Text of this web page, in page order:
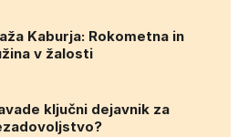
Kaburja: Rokometna in
v žalosti
ključni dejavnik za